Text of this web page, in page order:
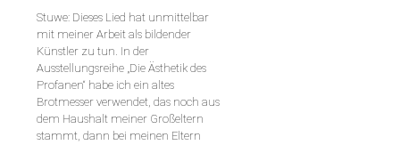
Stuwe: Dieses Lied hat unmittelbar
mit meiner Arbeit als bildender
Künstler zu tun. In der
Ausstellungsreihe „Die Ästhetik des
Profanen“ habe ich ein altes
Brotmesser verwendet, das noch aus
dem Haushalt meiner Großeltern
stammt, dann bei meinen Eltern